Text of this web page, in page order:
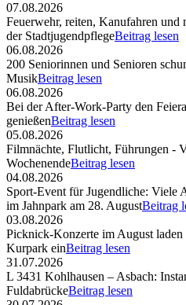
07.08.2026
Feuerwehr, reiten, Kanufahren und
der StadtjugendpflegeBeitrag lesen
06.08.2026
200 Seniorinnen und Senioren
MusikBeitrag lesen
06.08.2026
Bei der After-Work-Party den
genießenBeitrag lesen
05.08.2026
Filmnächte, Flutlicht, Führungen -
WochenendeBeitrag lesen
04.08.2026
Sport-Event für Jugendliche: Viele
im Jahnpark am 28. AugustBeitrag
03.08.2026
Picknick-Konzerte im August
Kurpark einBeitrag lesen
31.07.2026
L 3431 Kohlhausen – Asbach:
FuldabrückeBeitrag lesen